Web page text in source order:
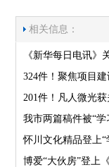
相关信息：
《新华每日电讯》
324件！聚焦项目
201件！凡人微光获
我市两篇稿件被“
怀川文化精品登上
博爱“大伙房”登上